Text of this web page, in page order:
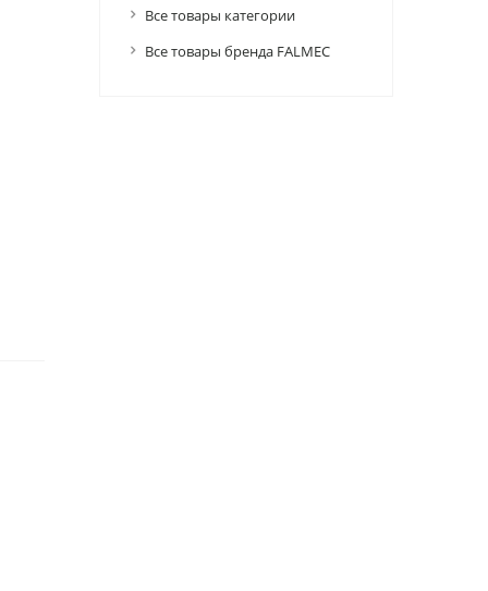
Все товары категории
Все товары бренда FALMEC